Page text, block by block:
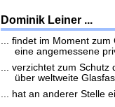
Dominik Leiner ...
... findet im Moment zum
eine angemessene
... verzichtet zum Schutz
über weltweite
... hat an anderer Stelle